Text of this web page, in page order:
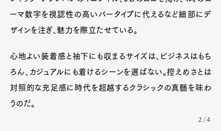
ーマ数字を視認性の高いバータイプに代えるなど細部にデ
ザインを注ぎ、魅力を際立たせている。
心地よい装着感と袖下にも収まるサイズは、ビジネスはもち
ろん、カジュアルにも着けるシーンを選ばない。控えめさとは
対照的な充足感に時代を超越するクラシックの真髄を味わ
うのだ。
2/4